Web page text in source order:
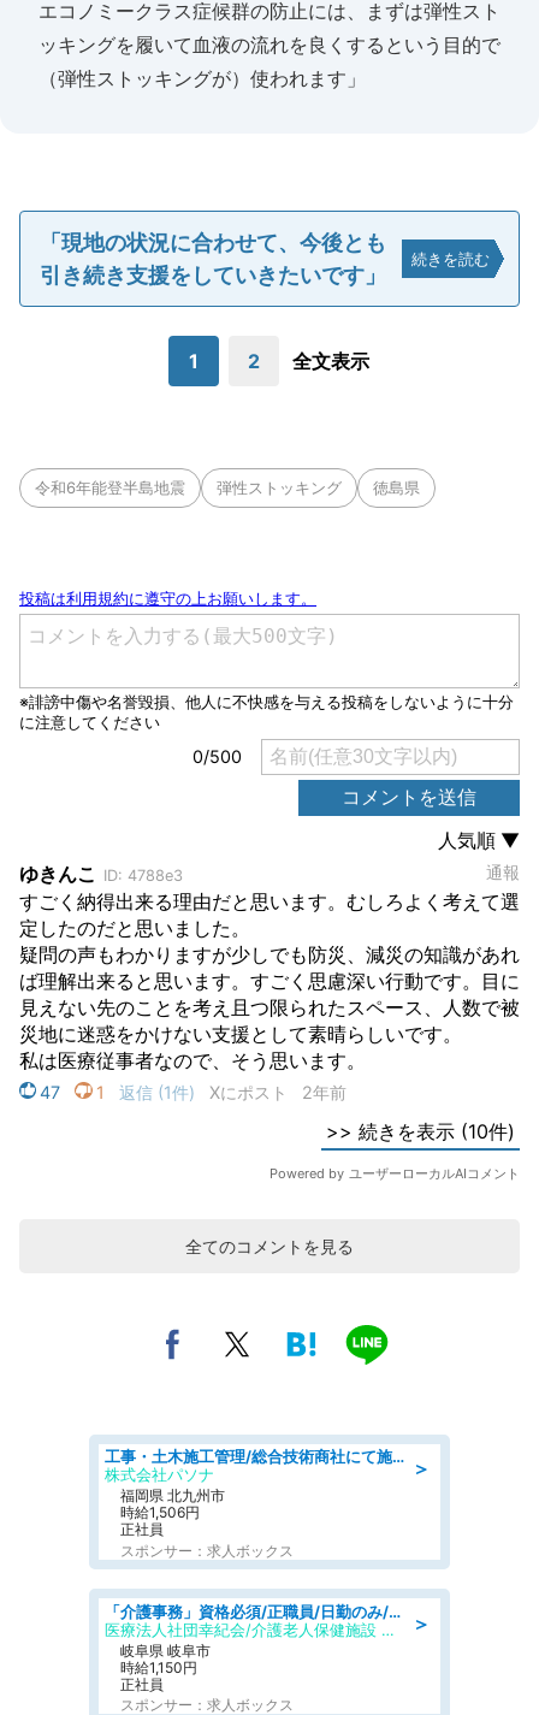
エコノミークラス症候群の防止には、まずは弾性スト
ッキングを履いて血液の流れを良くするという目的で
（弾性ストッキングが）使われます」
「現地の状況に合わせて、今後とも
引き続き支援をしていきたいです」
続きを読む
1 2 全文表示
令和6年能登半島地震 弾性ストッキング 徳島県
全てのコメントを見る
＞
工事・土木施工管理/総合技術商社にて施工管理のお仕事/即日勤務可/車通勤可/工事・土木施工管理/生産・品質管理
株式会社パソナ
福岡県 北九州市
時給1,506円
正社員
スポンサー：求人ボックス
＞
「介護事務」資格必須/正職員/日勤のみ/介護老人保健施設
医療法人社団幸紀会/介護老人保健施設 グリーンビラ安江
岐阜県 岐阜市
時給1,150円
正社員
スポンサー：求人ボックス